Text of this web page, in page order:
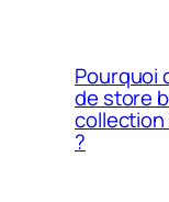
Pourquoi
de store
collection
?